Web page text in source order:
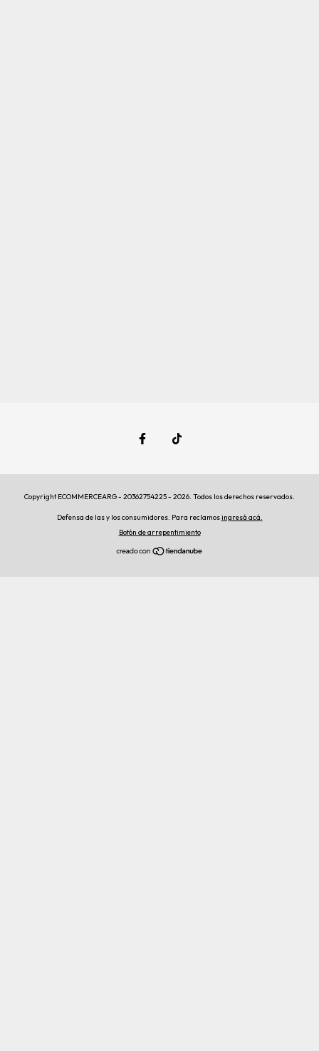
Copyright ECOMMERCEARG - 20362754225 - 2026. Todos los derechos reservados.
Defensa de las y los consumidores. Para reclamosingresá acá.
Botón de arrepentimiento